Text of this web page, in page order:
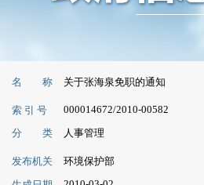
名 称 关于张海泉免职的通知
索 引 号 000014672/2010-00582
分 类 人事管理
发布机关
环境保护部